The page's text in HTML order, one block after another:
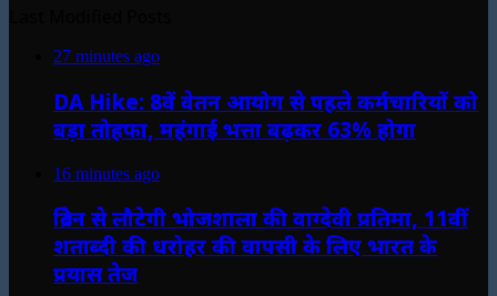
27 minutes ago
DA Hike: 8वें वेतन आयोग से पहले कर्मचारियों को
बड़ा तोहफा, महंगाई भत्ता बढ़कर 63% होगा
16 minutes ago
ब्रिटेन से लौटेगी भोजशाला की वाग्देवी प्रतिमा, 11वीं
शताब्दी की धरोहर की वापसी के लिए भारत के
प्रयास तेज